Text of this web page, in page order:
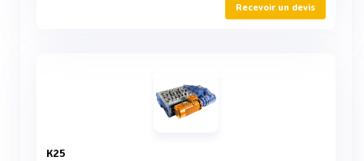
Recevoir un devis
K25